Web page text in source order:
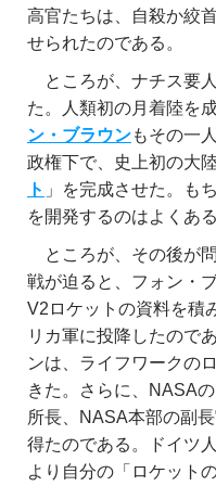
高官たちは、自殺か絞
せられたのである。
ところが、ナチス要
た。人類初の月着陸を
ン・ブラウンもその一
政権下で、史上初の大
ト 」を完成させた。も
を開発するのはよくある
ところが、その後が
戦が迫ると、フォン・
V2ロケットの資料を積
リカ軍に投降したので
ンは、ライフワークの
きた。さらに、NASA
所長、NASA本部の副
得たのである。ドイツ
より自分の「ロケット